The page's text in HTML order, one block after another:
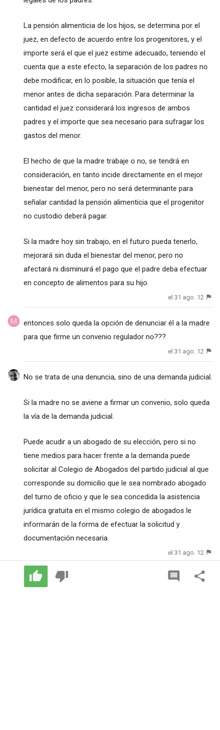
La pensión alimenticia de los hijos, se determina por el
juez, en defecto de acuerdo entre los progenitores, y el
importe será el que el juez estime adecuado, teniendo el
cuenta que a este efecto, la separación de los padres no
debe modificar, en lo posible, la situación que tenía el
menor antes de dicha separación. Para determinar la
cantidad el juez considerará los ingresos de ambos
padres y el importe que sea necesario para sufragar los
gastos del menor.
El hecho de que la madre trabaje o no, se tendrá en
consideración, en tanto incide directamente en el mejor
bienestar del menor, pero no será determinante para
señalar cantidad la pensión alimenticia que el progenitor
no custodio deberá pagar.
Si la madre hoy sin trabajo, en el futuro pueda tenerlo,
mejorará sin duda el bienestar del menor, pero no
afectará ni disminuirá el pago que el padre deba efectuar
en concepto de alimentos para su hijo.
el 31 ago. 12
entonces solo queda la opción de denunciar él a la madre
para que firme un convenio regulador no???
el 31 ago. 12
No se trata de una denuncia, sino de una demanda judicial.
Si la madre no se aviene a firmar un convenio, solo queda
la vía de la demanda judicial.
Puede acudir a un abogado de su elección, pero si no
tiene medios para hacer frente a la demanda puede
solicitar al Colegio de Abogados del partido judicial al que
corresponde su domicilio que le sea nombrado abogado
del turno de oficio y que le sea concedida la asistencia
jurídica gratuita en el mismo colegio de abogados le
informarán de la forma de efectuar la solicitud y
documentación necesaria.
el 31 ago. 12